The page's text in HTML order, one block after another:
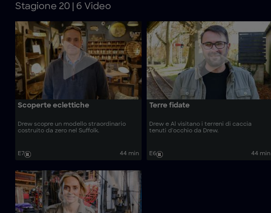
Stagione 20 | 6 Video
Scoperte eclettiche
Drew scopre un modello straordinario
costruito da zero nel Suffolk.
E7 44 min
Terre fidate
Drew e Al visitano i terreni di caccia
tenuti d'occhio da Drew.
E6 44 min